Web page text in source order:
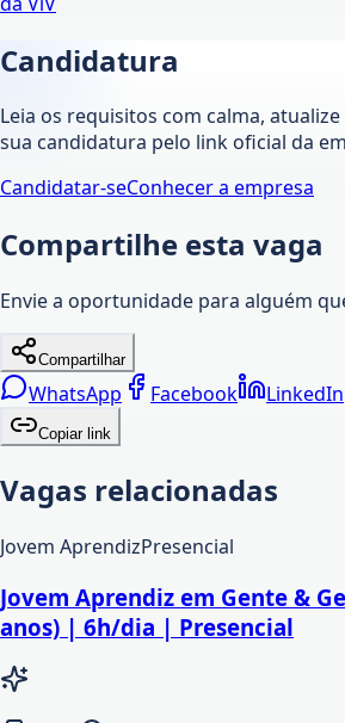
Candidatura
Leia os requisitos com calma,
sua candidatura pelo link oficial da
Candidatar-seConhecer a empresa
Compartilhe esta vaga
Envie a oportunidade para alguém
Compartilhar
WhatsApp Facebook LinkedIn
Copiar link
Vagas relacionadas
Jovem AprendizPresencial
Jovem Aprendiz em Gente &
anos) | 6h/dia | Presencial